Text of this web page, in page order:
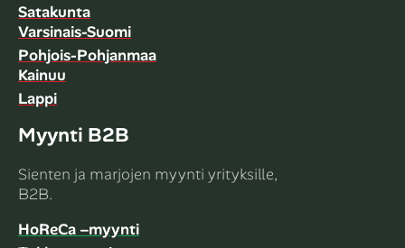
Satakunta
Varsinais-Suomi
Pohjois-Pohjanmaa
Kainuu
Lappi
Myynti B2B
Sienten ja marjojen myynti yrityksille,
B2B.
HoReCa –myynti